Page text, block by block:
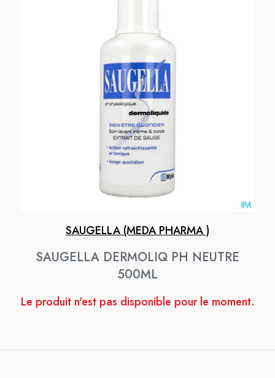
SAUGELLA (MEDA PHARMA )
SAUGELLA DERMOLIQ PH NEUTRE
500ML
Le produit n'est pas disponible pour le moment.